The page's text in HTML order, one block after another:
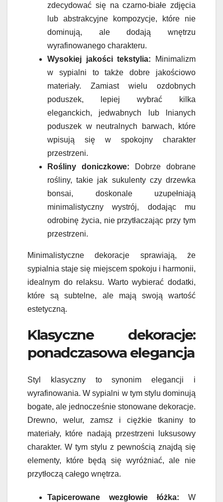
zdecydować się na czarno-białe zdjęcia
lub abstrakcyjne kompozycje, które nie
dominują, ale dodają wnętrzu
wyrafinowanego charakteru.
Wysokiej jakości tekstylia: Minimalizm
w sypialni to także dobre jakościowo
materiały. Zamiast wielu ozdobnych
poduszek, lepiej wybrać kilka
eleganckich, jedwabnych lub lnianych
poduszek w neutralnych barwach, które
wpisują się w spokojny charakter
przestrzeni.
Rośliny doniczkowe: Dobrze dobrane
rośliny, takie jak sukulenty czy drzewka
bonsai, doskonale uzupełniają
minimalistyczny wystrój, dodając mu
odrobinę życia, nie przytłaczając przy tym
przestrzeni.
Minimalistyczne dekoracje sprawiają, że
sypialnia staje się miejscem spokoju i harmonii,
idealnym do relaksu. Warto wybierać dodatki,
które są subtelne, ale mają swoją wartość
estetyczną.
Klasyczne dekoracje:
ponadczasowa elegancja
Styl klasyczny to synonim elegancji i
wyrafinowania. W sypialni w tym stylu dominują
bogate, ale jednocześnie stonowane dekoracje.
Drewno, welur, zamsz i ciężkie tkaniny to
materiały, które nadają przestrzeni luksusowy
charakter. W tym stylu z pewnością znajdą się
elementy, które będą się wyróżniać, ale nie
przytłoczą całego wnętrza.
Tapicerowane wezgłowie łóżka: W